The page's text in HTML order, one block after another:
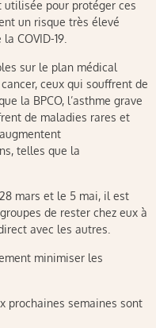
utilisée pour protéger ces
un risque très élevé
COVID-19.
sur le plan médical
ceux qui souffrent de
la BPCO, l’asthme grave
de maladies rares et
telles que la
mars et le 5 mai, il est
de rester chez eux à
avec les autres.
minimiser les
prochaines semaines sont